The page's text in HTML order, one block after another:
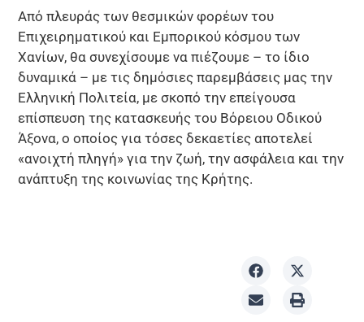
Από πλευράς των θεσμικών φορέων του
Επιχειρηματικού και Εμπορικού κόσμου των
Χανίων, θα συνεχίσουμε να πιέζουμε – το ίδιο
δυναμικά – με τις δημόσιες παρεμβάσεις μας την
Ελληνική Πολιτεία, με σκοπό την επείγουσα
επίσπευση της κατασκευής του Βόρειου Οδικού
Άξονα, ο οποίος για τόσες δεκαετίες αποτελεί
«ανοιχτή πληγή» για την ζωή, την ασφάλεια και την
ανάπτυξη της κοινωνίας της Κρήτης.